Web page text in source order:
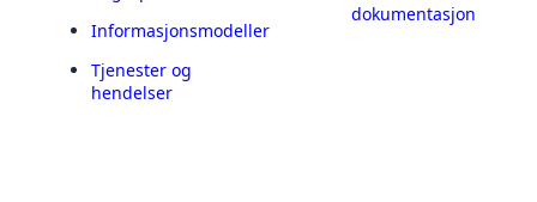
Informasjonsmodeller
Tjenester og
hendelser
dokumentasjon